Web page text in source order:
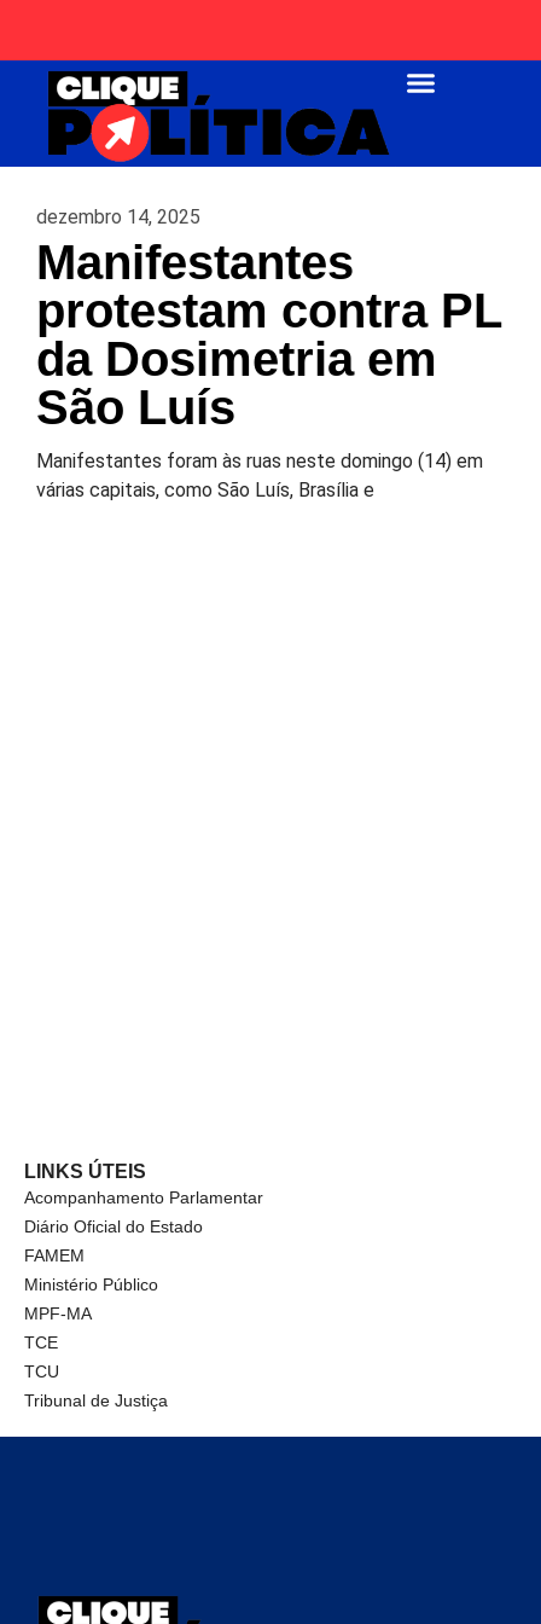
dezembro 14, 2025
Manifestantes
protestam contra PL
da Dosimetria em
São Luís
Manifestantes foram às ruas neste domingo (14) em
várias capitais, como São Luís, Brasília e
LINKS ÚTEIS
Acompanhamento Parlamentar
Diário Oficial do Estado
FAMEM
Ministério Público
MPF-MA
TCE
TCU
Tribunal de Justiça